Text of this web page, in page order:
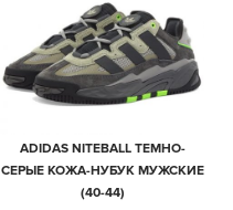
ADIDAS NITEBALL ТЕМНО-
СЕРЫЕ КОЖА-НУБУК МУЖСКИЕ
(40-44)